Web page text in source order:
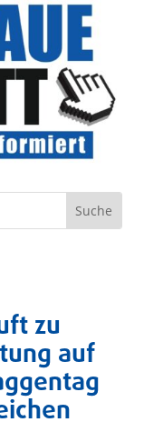
zu
auf